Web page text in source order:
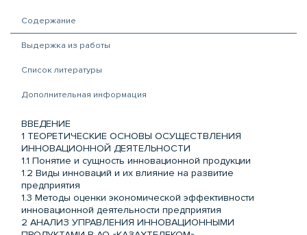
Содержание
Выдержка из работы
Список литературы
Дополнительная информация
ВВЕДЕНИЕ
1 ТЕОРЕТИЧЕСКИЕ ОСНОВЫ ОСУЩЕСТВЛЕНИЯ
ИННОВАЦИОННОЙ ДЕЯТЕЛЬНОСТИ
1.1 Понятие и сущность инновационной продукции
1.2 Виды инноваций и их влияние на развитие
предприятия
1.3 Методы оценки экономической эффективности
инновационной деятельности предприятия
2 АНАЛИЗ УПРАВЛЕНИЯ ИННОВАЦИОННЫМИ